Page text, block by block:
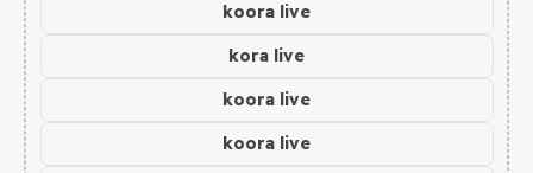
koora live
kora live
koora live
koora live